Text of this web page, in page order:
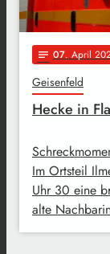
notes 07. April
Geisenfeld
Hecke in
Im Ortsteil
Uhr 30 eine
alte